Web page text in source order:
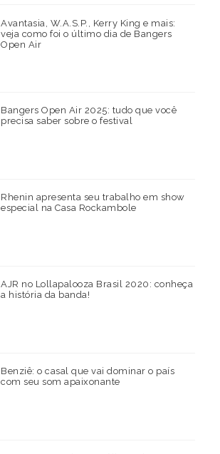
Avantasia, W.A.S.P., Kerry King e mais:
veja como foi o último dia de Bangers
Open Air
Bangers Open Air 2025: tudo que você
precisa saber sobre o festival
Rhenin apresenta seu trabalho em show
especial na Casa Rockambole
AJR no Lollapalooza Brasil 2020: conheça
a história da banda!
Benziê: o casal que vai dominar o país
com seu som apaixonante